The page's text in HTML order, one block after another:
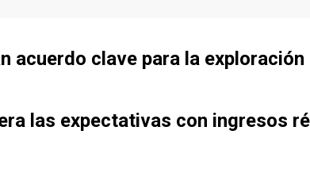
acuerdo clave para la
las expectativas con ingresos